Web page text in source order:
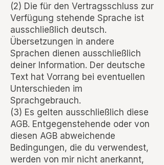
(2) Die für den Vertragsschluss zur
Verfügung stehende Sprache ist
ausschließlich deutsch.
Übersetzungen in andere
Sprachen dienen ausschließlich
deiner Information. Der deutsche
Text hat Vorrang bei eventuellen
Unterschieden im
Sprachgebrauch.
(3) Es gelten ausschließlich diese
AGB. Entgegenstehende oder von
diesen AGB abweichende
Bedingungen, die du verwendest,
werden von mir nicht anerkannt,